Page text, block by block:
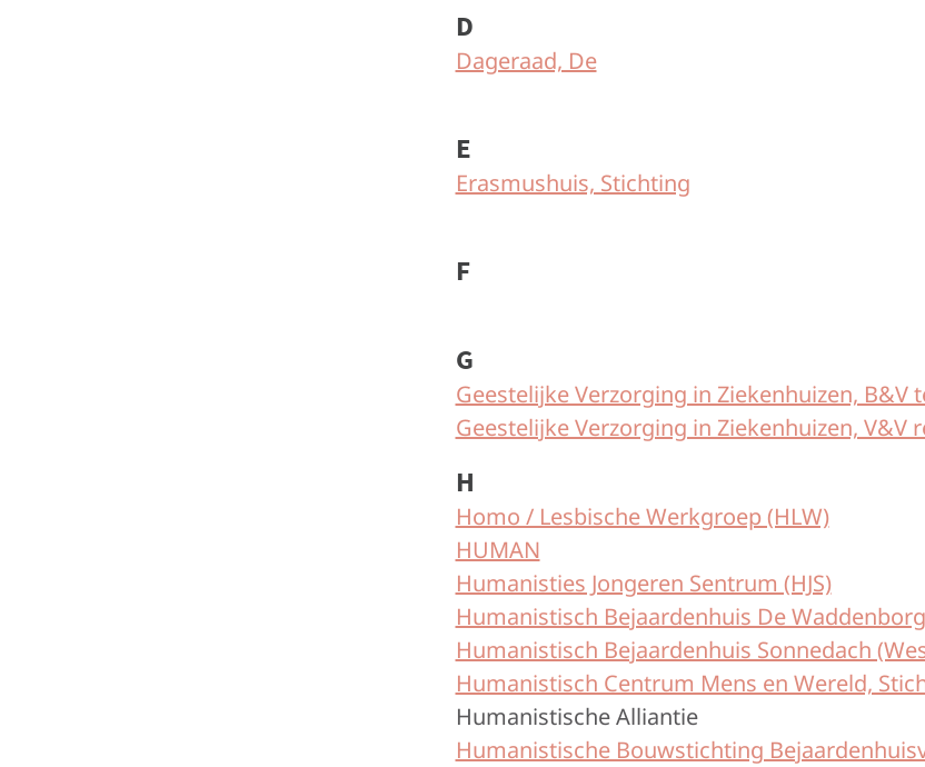
D
Dageraad, De
E
Erasmushuis, Stichting
F
G
Geestelijke Verzorging in Ziekenhuizen, B&V
Geestelijke Verzorging in Ziekenhuizen, V&V
H
Homo / Lesbische Werkgroep (HLW)
HUMAN
Humanisties Jongeren Sentrum (HJS)
Humanistisch Bejaardenhuis De
Humanistisch Bejaardenhuis Sonnedach
Humanistisch Centrum Mens en Wereld,
Humanistische Alliantie
Humanistische Bouwstichting